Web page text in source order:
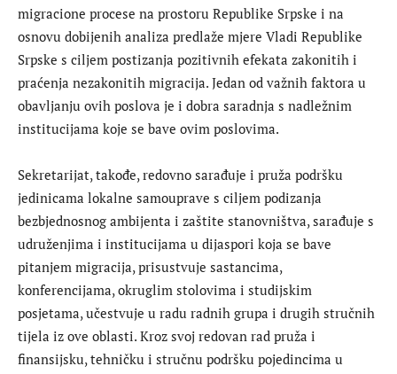
migracione procese na prostoru Republike Srpske i na
osnovu dobijenih analiza predlaže mjere Vladi Republike
Srpske s ciljem postizanja pozitivnih efekata zakonitih i
praćenja nezakonitih migracija. Jedan od važnih faktora u
obavljanju ovih poslova je i dobra saradnja s nadležnim
institucijama koje se bave ovim poslovima.
Sekretarijat, takođe, redovno sarađuje i pruža podršku
jedinicama lokalne samouprave s ciljem podizanja
bezbjednosnog ambijenta i zaštite stanovništva, sarađuje s
udruženjima i institucijama u dijaspori koja se bave
pitanjem migracija, prisustvuje sastancima,
konferencijama, okruglim stolovima i studijskim
posjetama, učestvuje u radu radnih grupa i drugih stručnih
tijela iz ove oblasti. Kroz svoj redovan rad pruža i
finansijsku, tehničku i stručnu podršku pojedincima u